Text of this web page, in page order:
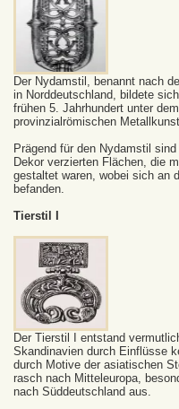
Der Nydamstil, benannt nach
in Norddeutschland, bildete
frühen 5. Jahrhundert unter
provinzialrömischen
Prägend für den Nydamstil
Dekor verzierten Flächen, die
gestaltet waren, wobei sich an
befanden.
Tierstil I
Der Tierstil I entstand
Skandinavien durch Einflüsse
durch Motive der asiatischen
rasch nach Mitteleuropa,
nach Süddeutschland aus.